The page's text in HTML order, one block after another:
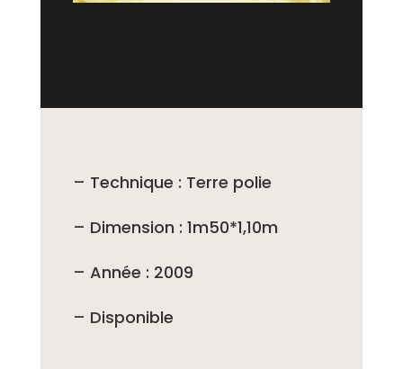
– Technique : Terre polie
– Dimension : 1m50*1,10m
– Année : 2009
– Disponible